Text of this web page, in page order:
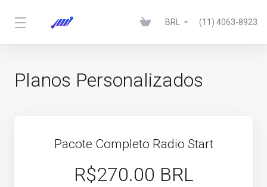
BRL (11) 4063-8923
Planos Personalizados
Pacote Completo Radio Start
R$270.00 BRL